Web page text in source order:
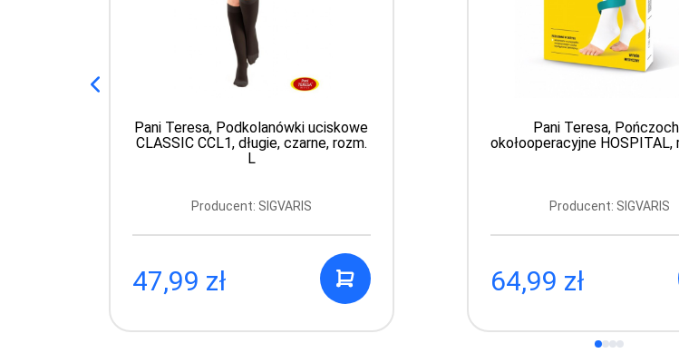
Pani Teresa, Podkolanówki uciskowe
CLASSIC CCL1, długie, czarne, rozm.
L
Producent: SIGVARIS
47,99 zł
Pani Teresa,
okołooperacyjne HOSPITAL,
Producent: SIGVARIS
64,99 zł